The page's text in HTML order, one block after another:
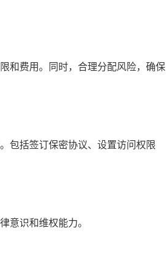
费用。同时，合理分配风险，确保
括签订保密协议、设置访问权限
识和维权能力。